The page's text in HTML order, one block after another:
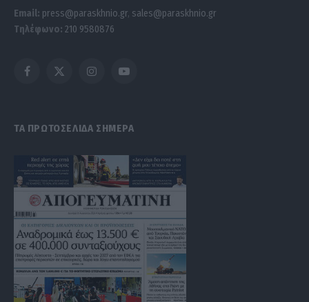
Email: press@paraskhnio.gr, sales@paraskhnio.gr
Τηλέφωνο: 210 9580876
Facebook
X
InstagramYouTube
ΤΑ ΠΡΩΤΟΣΕΛΙΔΑ ΣΗΜΕΡΑ